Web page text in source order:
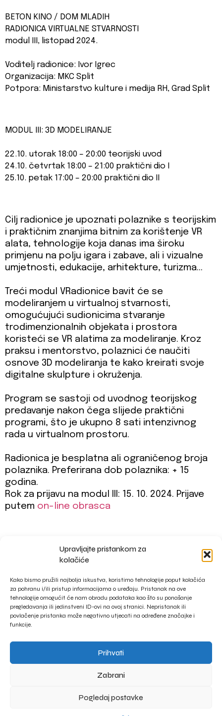
Upravljajte pristankom za
kolačiće
Kako bismo pružili najbolja iskustva, koristimo tehnologije poput kolačića
za pohranu i/ili pristup informacijama o uređaju. Pristanak na ove
tehnologije omogućit će nam obradu podataka kao što su ponašanje
pregledavanja ili jedinstveni ID-ovi na ovoj stranici. Nepristanak ili
povlačenje pristanka može negativno utjecati na određene značajke i
funkcije.
Prihvati
Zabrani
Pogledaj postavke
BETON KINO / DOM MLADIH
RADIONICA VIRTUALNE STVARNOSTI
modul III, listopad 2024.
Voditelj radionice: Ivor Igrec
Organizacija: MKC Split
Potpora: Ministarstvo kulture i medija RH, Grad Split
MODUL III: 3D MODELIRANJE
22.10. utorak 18:00 – 20:00 teorijski uvod
24.10. četvrtak 18:00 – 21:00 praktični dio I
25.10. petak 17:00 – 20:00 praktični dio II
Cilj radionice je upoznati polaznike s teorijskim
i praktičnim znanjima bitnim za korištenje VR
alata, tehnologije koja danas ima široku
primjenu na polju igara i zabave, ali i vizualne
umjetnosti, edukacije, arhitekture, turizma…
Treći modul VRadionice bavit će se
modeliranjem u virtualnoj stvarnosti,
omogućujući sudionicima stvaranje
trodimenzionalnih objekata i prostora
koristeći se VR alatima za modeliranje. Kroz
praksu i mentorstvo, polaznici će naučiti
osnove 3D modeliranja te kako kreirati svoje
digitalne skulpture i okruženja.
Program se sastoji od uvodnog teorijskog
predavanje nakon čega slijede praktični
programi, što je ukupno 8 sati intenzivnog
rada u virtualnom prostoru.
Radionica je besplatna ali ograničenog broja
polaznika. Preferirana dob polaznika: + 15
godina.
Rok za prijavu na modul III: 15. 10. 2024. Prijave
putem on-line obrasca
impressum
privacy policy